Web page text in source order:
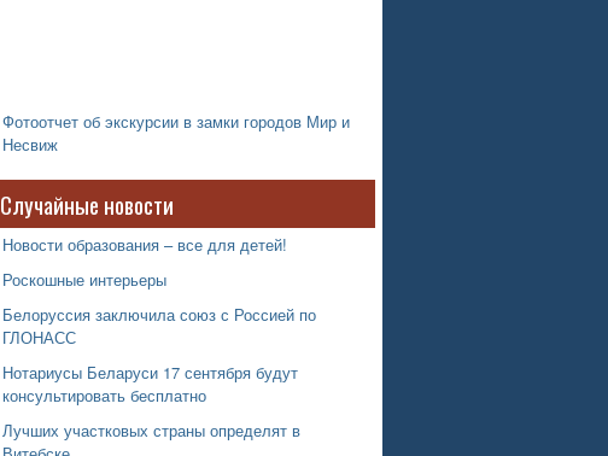
Фотоотчет об экскурсии в замки городов Мир и
Несвиж
Случайные новости
Новости образования – все для детей!
Роскошные интерьеры
Белоруссия заключила союз с Россией по
ГЛОНАСС
Нотариусы Беларуси 17 сентября будут
консультировать бесплатно
Лучших участковых страны определят в